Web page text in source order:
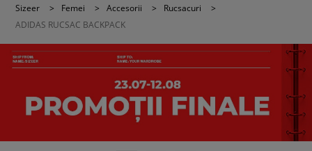
Sizeer > Femei > Accesorii > Rucsacuri
>
ADIDAS RUCSAC BACKPACK